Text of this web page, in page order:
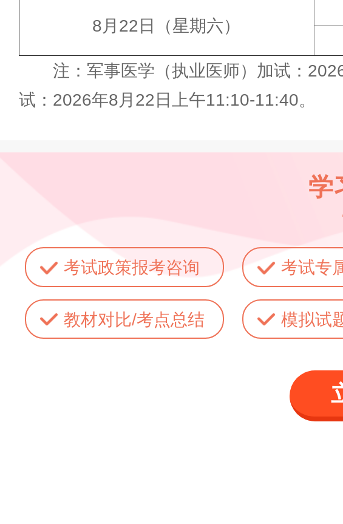
8月22日（星期六）
注：军事医学（执业医师）加试：2026
试：2026年8月22日上午11:10-11:40。
学
考试政策报考咨询 考试专
教材对比/考点总结 模拟试